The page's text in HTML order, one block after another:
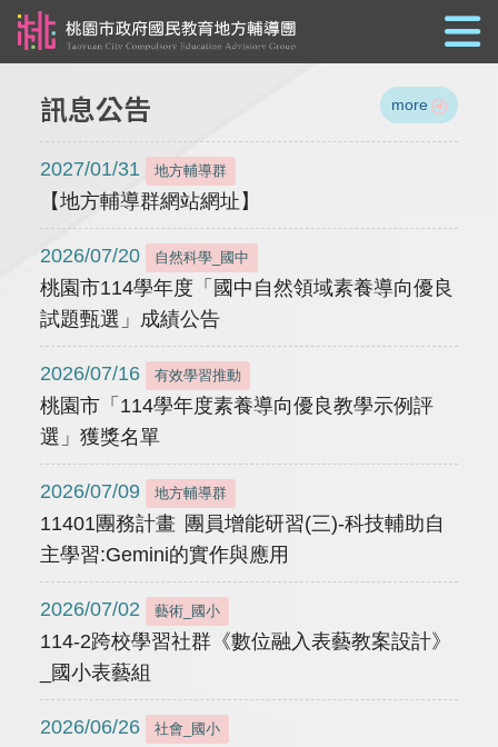
訊息公告 more
2027/01/31 地方輔導群
【地方輔導群網站網址】
2026/07/20 自然科學_國中
桃園市114學年度「國中自然領域素養導向優良
試題甄選」成績公告
2026/07/16 有效學習推動
桃園市「114學年度素養導向優良教學示例評
選」獲獎名單
2026/07/09 地方輔導群
11401團務計畫 團員增能研習(三)-科技輔助自
主學習:Gemini的實作與應用
2026/07/02 藝術_國小
114-2跨校學習社群《數位融入表藝教案設計》
_國小表藝組
2026/06/26 社會_國小